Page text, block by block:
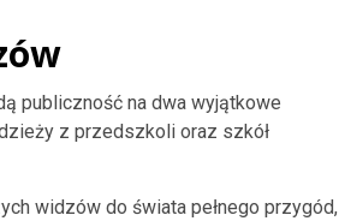
publiczność na dwa wyjątkowe
z przedszkoli oraz szkół
widzów do świata pełnego przygód,